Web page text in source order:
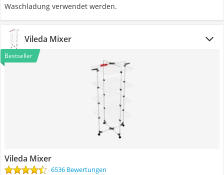
Waschladung verwendet werden.
Vileda Mixer
Bestseller
Vileda Mixer
6536 Bewertungen